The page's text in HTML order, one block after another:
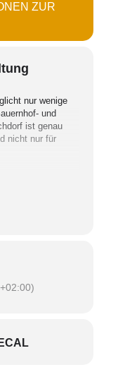
ZUR
nur wenige
und
ist genau
nicht nur für
Die Tiere